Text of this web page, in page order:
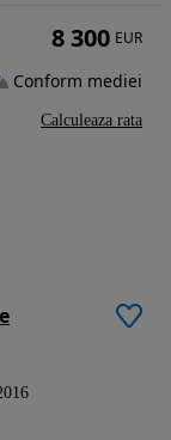
8 300 EUR
Conform mediei
Calculeaza rata